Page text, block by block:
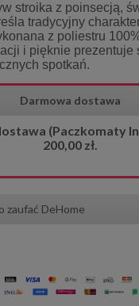
stroika z poinsecją,
tradycyjny
z poliestru
i pięknie prezentuje
spotkań.
Darmowa dostawa
(Paczkomaty
200,00 zł.
zaufać DeHome